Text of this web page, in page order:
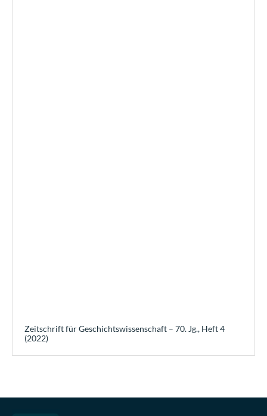
Zeitschrift für Geschichtswissenschaft – 70. Jg., Heft 4
(2022)